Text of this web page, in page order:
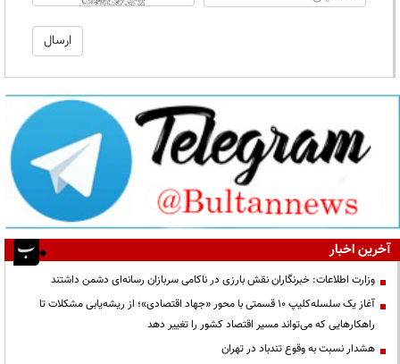
آخرین اخبار
وزارت اطلاعات: خبرنگاران نقش بارزی در ناکامی سربازان رسانه‌ای دشمن داشتند
آغاز یک سلسله‌کلیپ ۱۰ قسمتی با محور «جهاد اقتصادی»؛ از ریشه‌یابی مشکلات تا
راهکارهایی که می‌تواند مسیر اقتصاد کشور را تغییر دهد
هشدار نسبت به وقوع تندباد در تهران